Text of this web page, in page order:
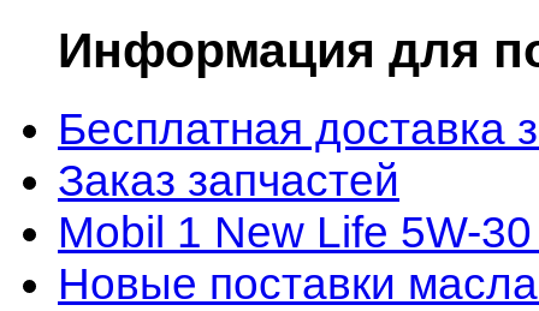
Информация для
Бесплатная доставка
Заказ запчастей
Mobil 1 New Life 5W-
Новые поставки